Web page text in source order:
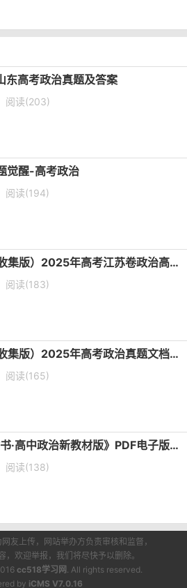
东高考政治真题及答案
阅读(203)
觉醒-高考政治
阅读(194)
（网络+收集版）2025年高考江苏卷政治高考真题文档版（含答案）
阅读(183)
（网络+收集版）2025年高考政治真题文档版（含答案）适用地区：陕西、山西、宁夏、青海
阅读(165)
《一本涂书·高中政治新教材版》PDF电子版下载
阅读(138)
友上传，网站举办方负责审核和监督，
，欢迎举报，我们将尽快予以删除。
cc518学习网 . All rights reserved.
by iCMS V7.0.16